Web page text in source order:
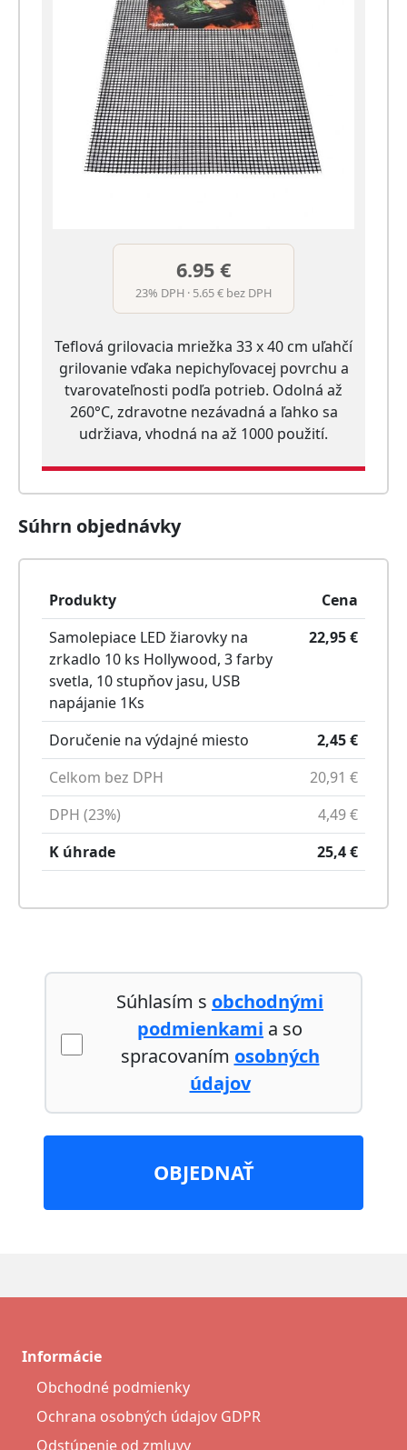
6.95 €
23% DPH · 5.65 € bez DPH
Teflová grilovacia mriežka 33 x 40 cm uľahčí
grilovanie vďaka nepichyľovacej povrchu a
tvarovateľnosti podľa potrieb. Odolná až
260°C, zdravotne nezávadná a ľahko sa
udržiava, vhodná na až 1000 použití.
Súhrn objednávky
Produkty
Cena
Samolepiace LED žiarovky na
zrkadlo 10 ks Hollywood, 3 farby
svetla, 10 stupňov jasu, USB
napájanie 1Ks
22,95€
Doručenie na výdajné miesto 2,45€
Celkom bez DPH
20,91 €
DPH (23%)
4,49€
K úhrade
25,4€
Súhlasím s obchodnými
podmienkami a so
spracovaním osobných
údajov
OBJEDNAŤ
Informácie
Obchodné podmienky
Ochrana osobných údajov GDPR
Odstúpenie od zmluvy